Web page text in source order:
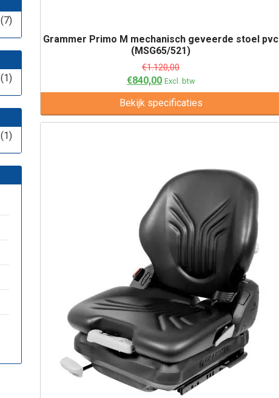
(7)
(1)
(1)
Grammer Primo M mechanisch geveerde stoel pvc
(MSG65/521)
€1.120,00
€840,00 Excl. btw
Bekijk specificaties